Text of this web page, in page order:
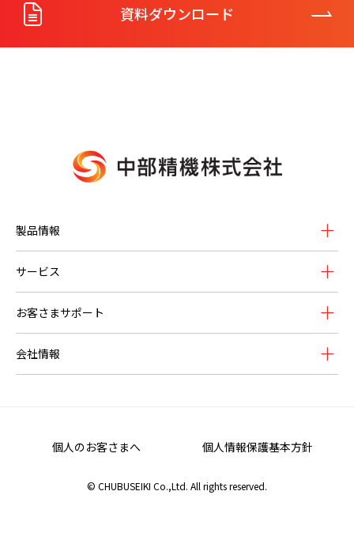
資料ダウンロード
製品情報
サービス
お客さまサポート
会社情報
個人のお客さまへ 個人情報保護基本方針
© CHUBUSEIKI Co.,Ltd. All rights reserved.